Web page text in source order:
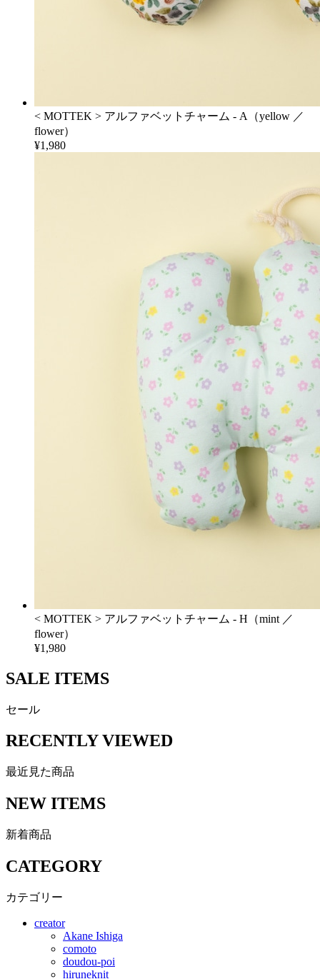
< MOTTEK > アルファベットチャーム - A（yellow ／
flower）
¥1,980
< MOTTEK > アルファベットチャーム - H（mint ／
flower）
¥1,980
SALE ITEMS
セール
RECENTLY VIEWED
最近見た商品
NEW ITEMS
新着商品
CATEGORY
カテゴリー
creator
Akane Ishiga
comoto
doudou-poi
hiruneknit